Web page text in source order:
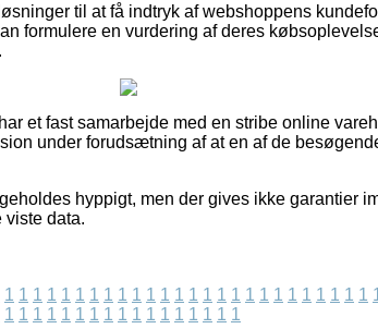
til at få indtryk af webshoppens
formulere en vurdering af deres
et fast samarbejde med en stribe online
under forudsætning af at en af de
hyppigt, men der gives ikke garantier
viste data.
1 1 1 1 1 1 1 1 1 1 1 1 1 1 1 1 1 1 1 1 1 1 1 1 1 1
1 1 1 1 1 1 1 1 1 1 1 1 1 1 1 1 1